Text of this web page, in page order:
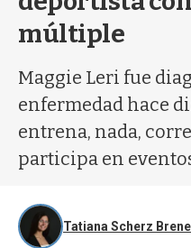
múltiple
Maggie Leri fue
enfermedad hace
entrena, nada,
participa en
Tatiana Scherz